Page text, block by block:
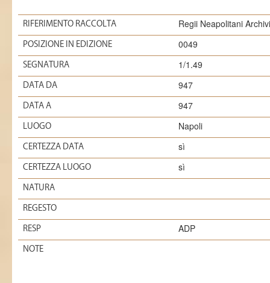
RIFERIMENTO RACCOLTA Regii Neapolitani
POSIZIONE IN EDIZIONE 0049
SEGNATURA 1/1.49
DATA DA 947
DATA A 947
LUOGO Napoli
CERTEZZA DATA sì
CERTEZZA LUOGO sì
NATURA
REGESTO
RESP ADP
NOTE